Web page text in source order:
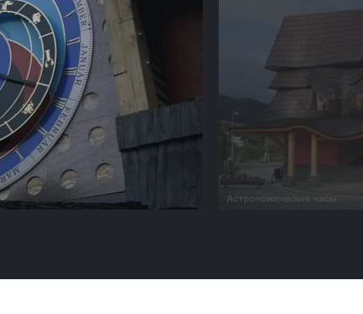
Астрономические часы